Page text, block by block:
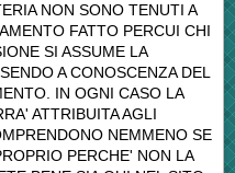
NON SONO TENUTI A
FATTO PERCUI CHI
SI ASSUME LA
A CONOSCENZA DEL
IN OGNI CASO LA
ATTRIBUITA AGLI
NEMMENO SE
PERCHE' NON LA